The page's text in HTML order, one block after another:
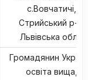
с.Вовчатичі,
Стрийський р-н,
Львівська обл.,
Громадянин
освіта вища,